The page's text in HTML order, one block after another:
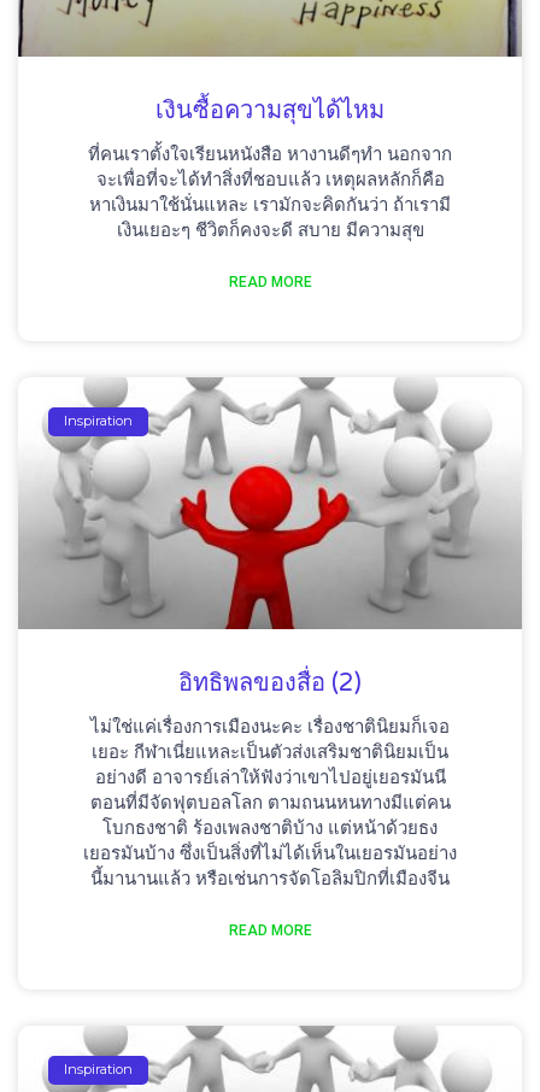
เงินซื้อความสุขได้ไหม
ที่คนเราตั้งใจเรียนหนังสือ หางานดีๆทำ นอกจาก
จะเพื่อที่จะได้ทำสิ่งที่ชอบแล้ว เหตุผลหลักก็คือ
หาเงินมาใช้นั่นแหละ เรามักจะคิดกันว่า ถ้าเรามี
เงินเยอะๆ ชีวิตก็คงจะดี สบาย มีความสุข
READ MORE
Inspiration
อิทธิพลของสื่อ (2)
ไม่ใช่แค่เรื่องการเมืองนะคะ เรื่องชาตินิยมก็เจอ
เยอะ กีฬาเนี่ยแหละเป็นตัวส่งเสริมชาตินิยมเป็น
อย่างดี อาจารย์เล่าให้ฟังว่าเขาไปอยู่เยอรมันนี
ตอนที่มีจัดฟุตบอลโลก ตามถนนหนทางมีแต่คน
โบกธงชาติ ร้องเพลงชาติบ้าง แต่หน้าด้วยธง
เยอรมันบ้าง ซึ่งเป็นสิ่งที่ไม่ได้เห็นในเยอรมันอย่าง
นี้มานานแล้ว หรือเช่นการจัดโอลิมปิกที่เมืองจีน
READ MORE
Inspiration